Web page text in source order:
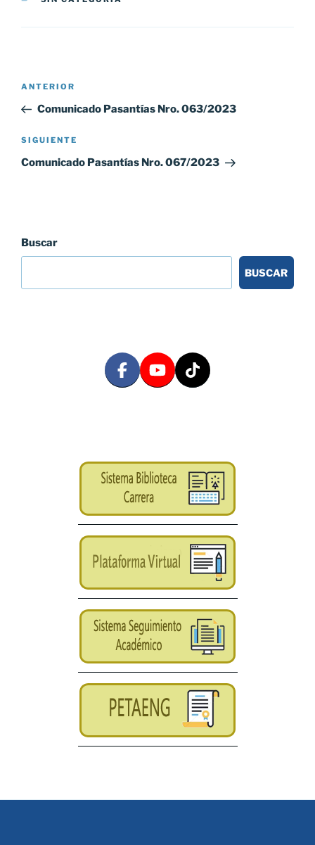
Navegación
entradas
Entrada
anterior:
ANTERIOR
Comunicado Pasantías Nro. 063/2023
Siguiente
entrada
SIGUIENTE
Comunicado Pasantías Nro. 067/2023
Buscar
BUSCAR